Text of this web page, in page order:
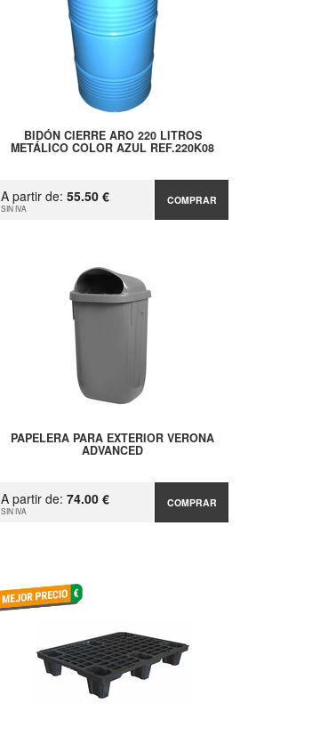
BIDÓN CIERRE ARO 220 LITROS
METÁLICO COLOR AZUL REF.220K08
A partir de:55.50 €
SIN IVA
COMPRAR
PAPELERA PARA EXTERIOR VERONA
ADVANCED
A partir de:74.00 €
SIN IVA
COMPRAR